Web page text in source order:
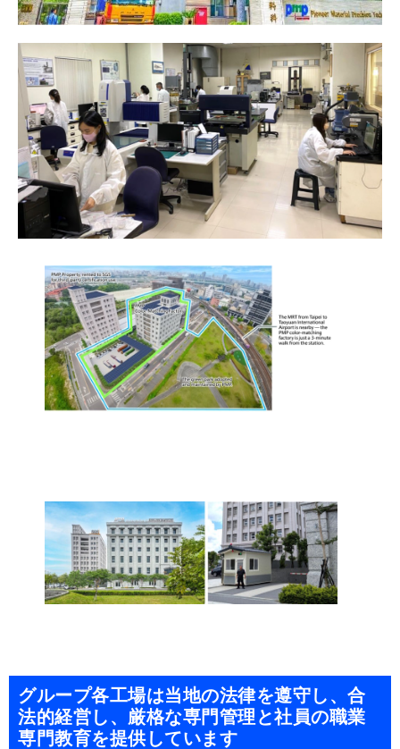
グループ各工場は当地の法律を遵守し、合
法的経営し、厳格な専門管理と社員の職業
専門教育を提供しています